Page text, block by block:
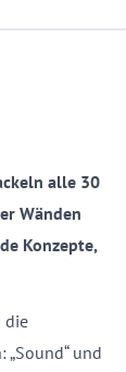
alle 30
Wänden
Konzepte,
die
und